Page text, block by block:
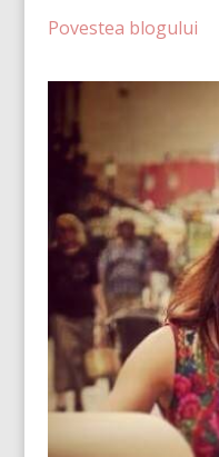
Povestea blogului